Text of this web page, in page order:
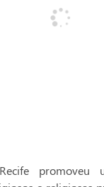
promoveu